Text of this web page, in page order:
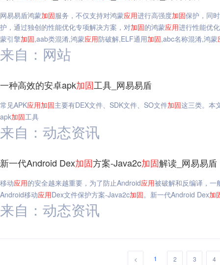
网易易盾鸿蒙加固服务，不仅支持对鸿蒙应用进行高强度加固保护，同
护，通过独创的性能优化专项解决方案，对加固的鸿蒙应用进行性能优
蒙引擎加固,aab类混淆,鸿蒙应用防破解,ELF通用加固,abc名称混淆,鸿蒙
来自：网站
一种高效的安卓apk加固工具_网易易盾
常见APK应用加固主要有DEX文件、SDK文件、SO文件加固这三类。本
apk加固工具
来自：动态资讯
新一代Android Dex加固方案-Java2c加固解读_网易易盾
移动应用的安全越来越重要，为了防止Android应用被破解和反编译，一
Android移动应用Dex文件保护方案-Java2c加固。新一代Android Dex加
来自：动态资讯
< 1 2 3 4